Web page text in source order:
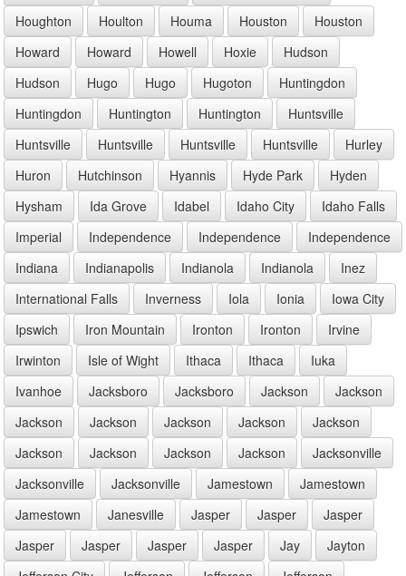
Houghton
Houlton Houma Houston
Houston
Howard
Howard Howell Hoxie
Hudson
Hudson
Hugo Hugo Hugoton
Huntingdon
Huntingdon
Huntington Huntington
Huntsville
Huntsville
Huntsville Huntsville Huntsville
Hurley
Huron
Hutchinson Hyannis Hyde Park
Hyden
Hysham
Ida Grove Idabel Idaho City
Idaho Falls
Imperial
Independence Independence
Independence
Indiana
Indianapolis Indianola Indianola
Inez
International Falls
Inverness Iola Ionia
Iowa City
Ipswich
Iron Mountain Ironton Ironton
Irvine
Irwinton
Isle of Wight Ithaca Ithaca
Iuka
Ivanhoe
Jacksboro Jacksboro Jackson
Jackson
Jackson
Jackson Jackson Jackson
Jackson
Jackson
Jackson Jackson Jackson
Jacksonville
Jacksonville
Jacksonville Jamestown
Jamestown
Jamestown
Janesville Jasper Jasper
Jasper
Jasper
Jasper Jasper Jasper Jay
Jayton